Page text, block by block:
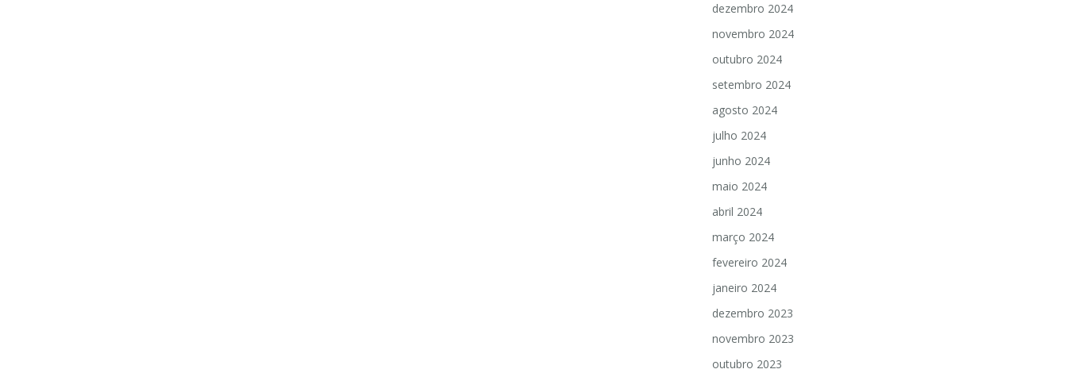
dezembro 2024
novembro 2024
outubro 2024
setembro 2024
agosto 2024
julho 2024
junho 2024
maio 2024
abril 2024
março 2024
fevereiro 2024
janeiro 2024
dezembro 2023
novembro 2023
outubro 2023